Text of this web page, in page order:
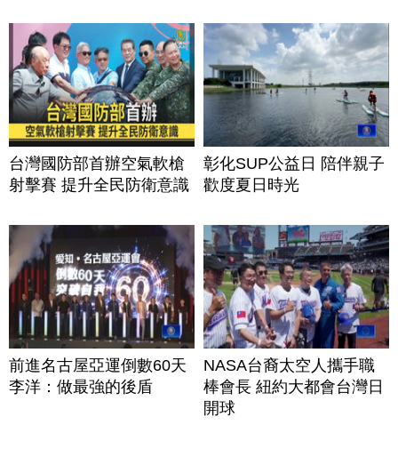
台灣國防部首辦空氣軟槍
射擊賽 提升全民防衛意識
彰化SUP公益日 陪伴親子
歡度夏日時光
前進名古屋亞運倒數60天
李洋：做最強的後盾
NASA台裔太空人攜手職
棒會長 紐約大都會台灣日
開球